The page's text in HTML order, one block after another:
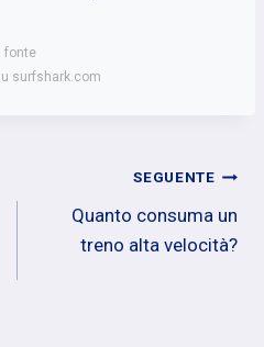
fonte
surfshark.com
SEGUENTE
Quanto consuma un
treno alta velocità?